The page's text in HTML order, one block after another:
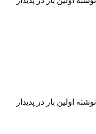
به نام Download New Song By Called نوشته اولین بار در پدیدار